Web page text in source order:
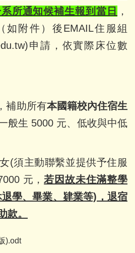
所通知候補生報到當日
，
如附件）後EMAIL住服組
申請，依實際床位數
補助所有本國籍校內住宿生
般生 5000 元、低收與中低
(須主動聯繫並提供予住服
元，若因故未住滿整學
學、畢業、肄業等)，退宿
款。
).odt